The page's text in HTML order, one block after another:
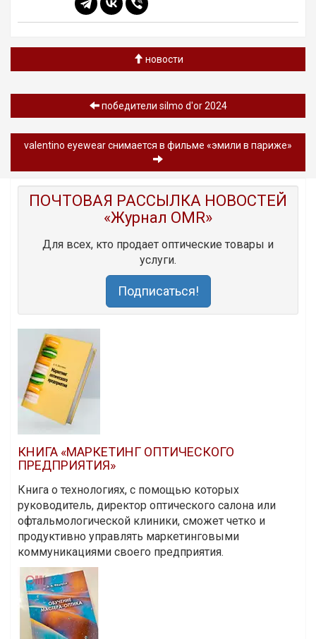
новости
победители silmo d'or 2024
valentino eyewear снимается в фильме «эмили в париже»
ПОЧТОВАЯ РАССЫЛКА НОВОСТЕЙ
«Журнал OMR»
Для всех, кто продает оптические товары и
услуги.
Подписаться!
КНИГА «МАРКЕТИНГ ОПТИЧЕСКОГО
ПРЕДПРИЯТИЯ»
Книга о технологиях, с помощью которых
руководитель, директор оптического салона или
офтальмологической клиники, сможет четко и
продуктивно управлять маркетинговыми
коммуникациями своего предприятия.